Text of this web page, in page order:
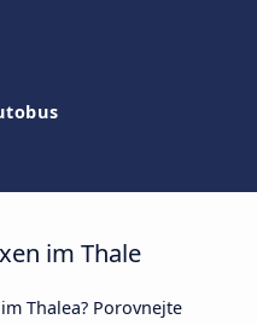
im Thale
Thalea? Porovnejte